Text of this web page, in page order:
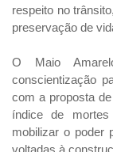
respeito no
preservação de
O Maio
conscientização
com a proposta
índice de
mobilizar o poder
voltadas à